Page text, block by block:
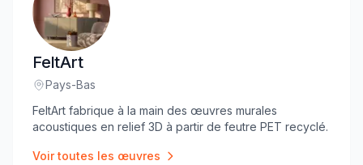
FeltArt
Lieu:
Pays-Bas
FeltArt fabrique à la main des œuvres murales
acoustiques en relief 3D à partir de feutre PET recyclé.
Voir toutes les œuvres